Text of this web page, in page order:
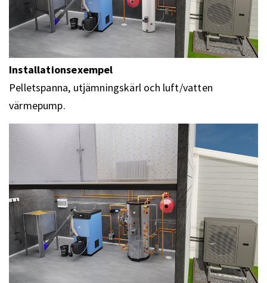
Installationsexempel
Pelletspanna, utjämningskärl och luft/vatten
värmepump.